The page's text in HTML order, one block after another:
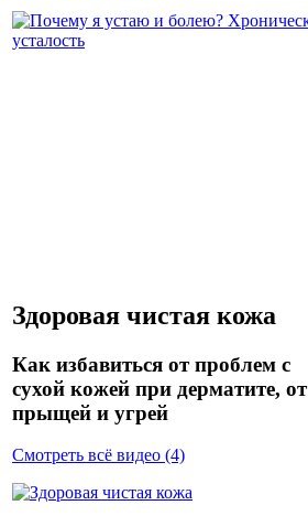
Здоровая чистая кожа
Как избавиться от проблем с
сухой кожей при дерматите, от
прыщей и угрей
Смотреть всё видео (4)